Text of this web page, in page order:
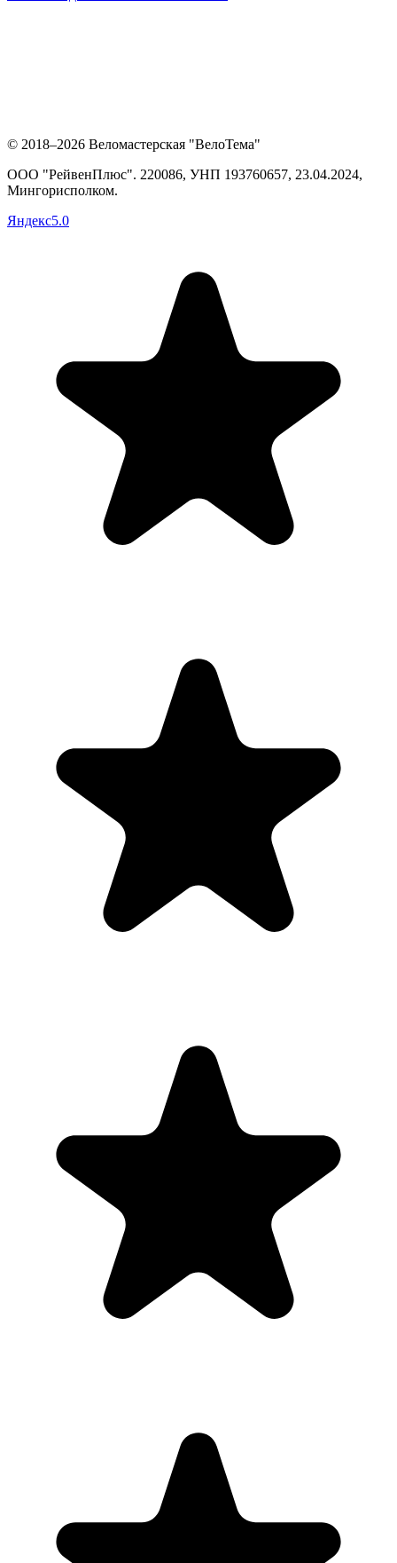
© 2018–2026 Веломастерская "ВелоТема"
ООО "РейвенПлюс". 220086, УНП 193760657, 23.04.2024,
Мингорисполком.
Яндекс5.0